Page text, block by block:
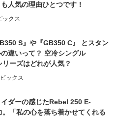
人気の理由ひとつです！
ックス
S』や『GB350 C』 とスタン
違いって？ 空冷シングル
リーズはどれが人気？
ピックス
ダーの感じたRebel 250 E-
「私の心を落ち着かせてくれる